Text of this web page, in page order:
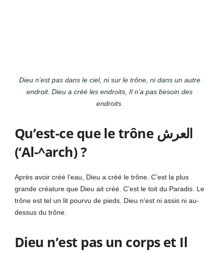
Dieu n’est pas dans le ciel, ni sur le trône, ni dans un autre
endroit. Dieu a créé les endroits, Il n’a pas besoin des
endroits.
Qu’est-ce que le trône العرش
(‘Al-^arch) ?
Après avoir créé l’eau, Dieu a créé le trône. C’est la plus
grande créature que Dieu ait créé. C’est le toit du Paradis. Le
trône est tel un lit pourvu de pieds. Dieu n’est ni assis ni au-
dessus du trône.
Dieu n’est pas un corps et Il